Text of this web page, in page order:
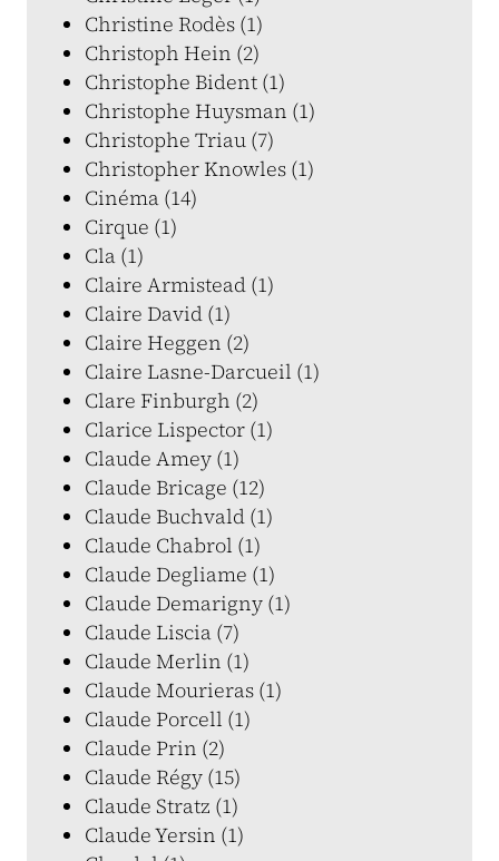
Christine Rodès (1)
Christoph Hein (2)
Christophe Bident (1)
Christophe Huysman (1)
Christophe Triau (7)
Christopher Knowles (1)
Cinéma (14)
Cirque (1)
Cla (1)
Claire Armistead (1)
Claire David (1)
Claire Heggen (2)
Claire Lasne-Darcueil (1)
Clare Finburgh (2)
Clarice Lispector (1)
Claude Amey (1)
Claude Bricage (12)
Claude Buchvald (1)
Claude Chabrol (1)
Claude Degliame (1)
Claude Demarigny (1)
Claude Liscia (7)
Claude Merlin (1)
Claude Mourieras (1)
Claude Porcell (1)
Claude Prin (2)
Claude Régy (15)
Claude Stratz (1)
Claude Yersin (1)